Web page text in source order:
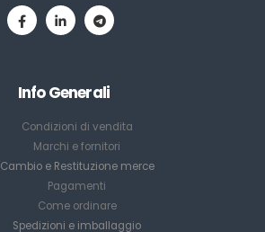
Info Generali
Condizioni di vendita
Marchi e fornitori
Cambio e Restituzione merce
Pagamenti
Come ordinare
Spedizioni e imballaggio